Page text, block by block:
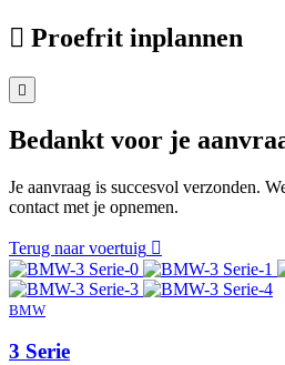
Proefrit inplannen
Bedankt voor je
Je aanvraag is succesvol verzonden.
contact met je opnemen.
Terug naar voertuig
BMW
3 Serie